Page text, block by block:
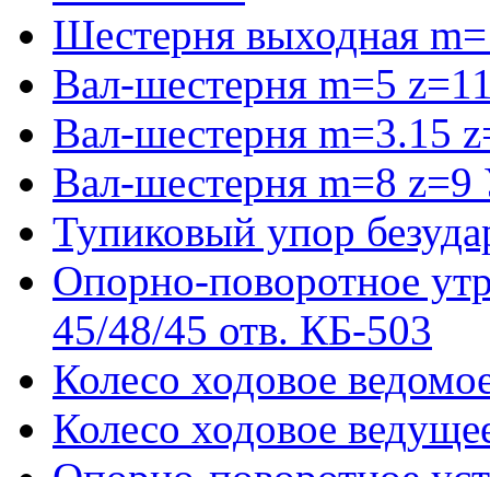
Шестерня выходная
Вал-шестерня m=5
Вал-шестерня m=3.15
Вал-шестерня m=8
Тупиковый упор
Опорно-поворотное
45/48/45 отв. КБ-503
Колесо ходовое
Колесо ходовое